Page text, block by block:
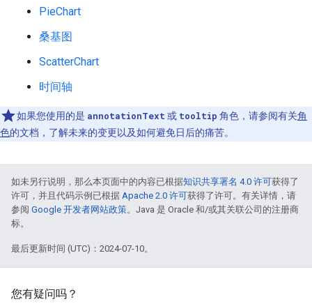
PieChart
桑基图
ScatterChart
时间轴
如果您使用的是 annotationText 或 tooltip 角色，请参阅有关角
色的文档，了解未来的变更以及如何避免日后的痛苦。
如未另行说明，那么本页面中的内容已根据知识共享署名 4.0 许可获得了
许可，并且代码示例已根据 Apache 2.0 许可获得了许可。有关详情，请
参阅 Google 开发者网站政策。Java 是 Oracle 和/或其关联公司的注册商
标。
最后更新时间 (UTC)：2024-07-10。
您有疑问吗？